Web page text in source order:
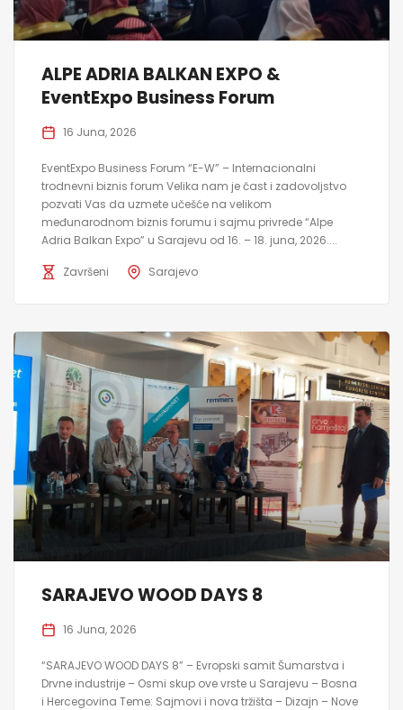
ALPE ADRIA BALKAN EXPO &
EventExpo Business Forum
16 Juna, 2026
EventExpo Business Forum “E-W” – Internacionalni
trodnevni biznis forum Velika nam je čast i zadovoljstvo
pozvati Vas da uzmete učešće na velikom
međunarodnom biznis forumu i sajmu privrede “Alpe
Adria Balkan Expo” u Sarajevu od 16. – 18. juna, 2026....
Završeni Sarajevo
SARAJEVO WOOD DAYS 8
16 Juna, 2026
“SARAJEVO WOOD DAYS 8” – Evropski samit Šumarstva i
Drvne industrije – Osmi skup ove vrste u Sarajevu – Bosna
i Hercegovina Teme: Sajmovi i nova tržišta – Dizajn – Nove